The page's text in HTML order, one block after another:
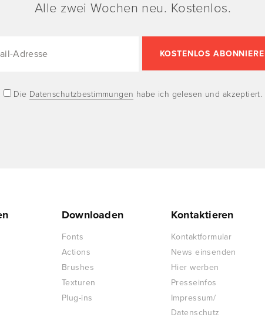
Alle zwei Wochen neu. Kostenlos.
Die Datenschutzbestimmungen habe ich gelesen und akzeptiert.
Downloaden
Fonts
Actions
Brushes
Texturen
Plug-ins
Kontaktieren
Kontaktformular
News einsenden
Hier werben
Presseinfos
Impressum/
Datenschutz